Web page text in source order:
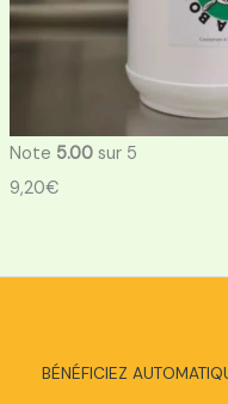
Note 5.00sur 5
9,20€
BÉNÉFICIEZ